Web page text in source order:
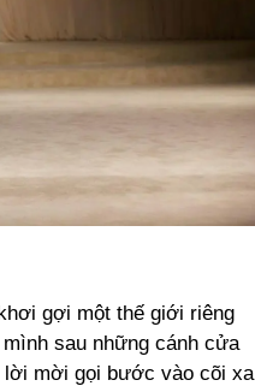
gợi một thế giới riêng
sau những cánh cửa
lời mời gọi bước vào cõi xa